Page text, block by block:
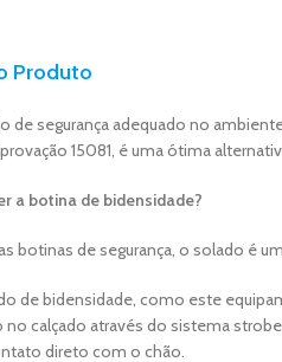
Produto
de segurança adequado no
15081, é uma ótima
a botina de bidensidade?
botinas de segurança, o solado é
de bidensidade, como este
calçado através do sistema
direto com o chão.